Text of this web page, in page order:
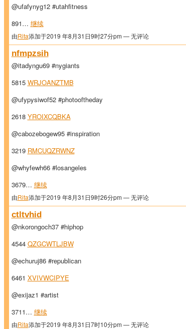
@ufafynyg12 #utahfitness
891… 继续
由Rita添加于2019 年8月31日9时27分pm — 无评论
nfmpzsih
@itadyngu69 #nygiants
5815 WRJOANZTMB
@ufypysiwof52 #photooftheday
2618 YROIXCQBKA
@cabozebogew95 #inspiration
3219 RMCUQZRWNZ
@whyfewh66 #losangeles
3679… 继续
由Rita添加于2019 年8月31日9时26分pm — 无评论
ctltvhid
@nkorongoch37 #hiphop
4544 QZGCWTLJBW
@echuruj86 #republican
6461 XVIVWCIPYE
@exijaz1 #artist
3711… 继续
由Rita添加于2019 年8月31日7时10分pm — 无评论